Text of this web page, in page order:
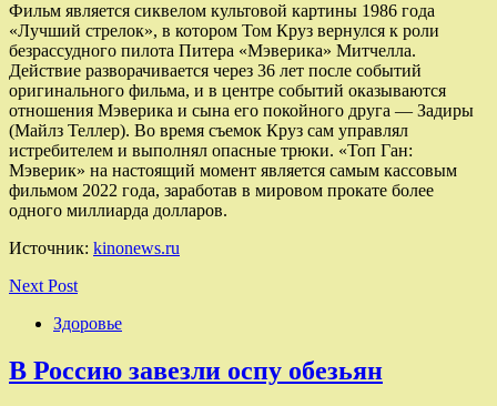
Фильм является сиквелом культовой картины 1986 года
«Лучший стрелок», в котором Том Круз вернулся к роли
безрассудного пилота Питера «Мэверика» Митчелла.
Действие разворачивается через 36 лет после событий
оригинального фильма, и в центре событий оказываются
отношения Мэверика и сына его покойного друга — Задиры
(Майлз Теллер). Во время съемок Круз сам управлял
истребителем и выполнял опасные трюки. «Топ Ган:
Мэверик» на настоящий момент является самым кассовым
фильмом 2022 года, заработав в мировом прокате более
одного миллиарда долларов.
Источник: kinonews.ru
Next Post
Здоровье
В Россию завезли оспу обезьян